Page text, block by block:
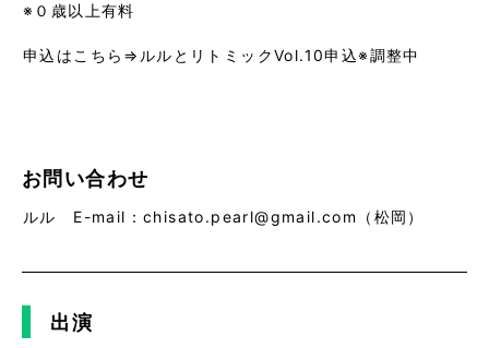
※０歳以上有料
申込はこちら⇒ルルとリトミックVol.10申込※調整中
お問い合わせ
ルル E-mail：chisato.pearl@gmail.com（松岡）
出演